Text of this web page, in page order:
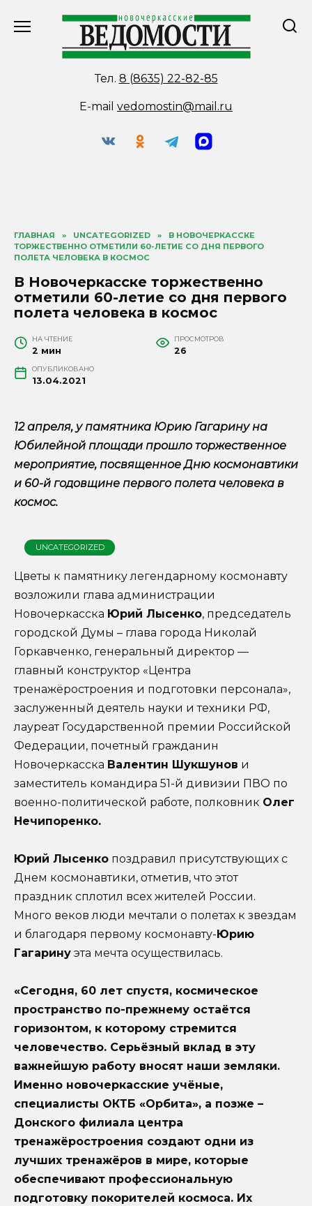
Тел. 8 (8635) 22-82-85
E-mail vedomostin@mail.ru
ГЛАВНАЯ » UNCATEGORIZED »
В НОВОЧЕРКАССКЕ
ТОРЖЕСТВЕННО ОТМЕТИЛИ 60-ЛЕТИЕ СО ДНЯ ПЕРВОГО
ПОЛЕТА ЧЕЛОВЕКА В КОСМОС
В Новочеркасске торжественно
отметили 60-летие со дня первого
полета человека в космос
НА ЧТЕНИЕ
2 мин
ПРОСМОТРОВ
26
ОПУБЛИКОВАНО
13.04.2021
12 апреля, у памятника Юрию Гагарину на
Юбилейной площади прошло торжественное
мероприятие, посвященное Дню космонавтики
и 60-й годовщине первого полета человека в
космос.
UNCATEGORIZED
Цветы к памятнику легендарному космонавту
возложили глава администрации
Новочеркасска Юрий Лысенко, председатель
городской Думы – глава города Николай
Горкавченко, генеральный директор —
главный конструктор «Центра
тренажёростроения и подготовки персонала»,
заслуженный деятель науки и техники РФ,
лауреат Государственной премии Российской
Федерации, почетный гражданин
Новочеркасска Валентин Шукшунов и
заместитель командира 51-й дивизии ПВО по
военно-политической работе, полковник Олег
Нечипоренко.
Юрий Лысенко поздравил присутствующих с
Днем космонавтики, отметив, что этот
праздник сплотил всех жителей России.
Много веков люди мечтали о полетах к звездам
и благодаря первому космонавту-Юрию
Гагарину эта мечта осуществилась.
«Сегодня, 60 лет спустя, космическое
пространство по-прежнему остаётся
горизонтом, к которому стремится
человечество. Серьёзный вклад в эту
важнейшую работу вносят наши земляки.
Именно новочеркасские учёные,
специалисты ОКТБ «Орбита», а позже –
Донского филиала центра
тренажёростроения создают одни из
лучших тренажёров в мире, которые
обеспечивают профессиональную
подготовку покорителей космоса. Их